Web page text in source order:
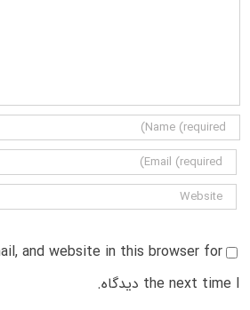
and website in this browser for
the next time I دیدگاه.